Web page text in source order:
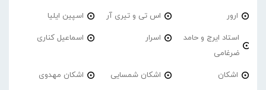
ارور اس تی و تیری آر اسپین ایلیا
استاد ایرج و حامد
ضرغامی
اسرار اسماعیل کناری
اشکان اشکان شمسایی اشکان مهدوی